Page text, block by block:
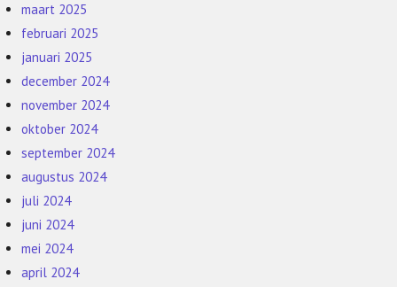
maart 2025
februari 2025
januari 2025
december 2024
november 2024
oktober 2024
september 2024
augustus 2024
juli 2024
juni 2024
mei 2024
april 2024